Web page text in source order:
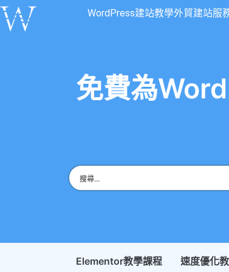
WordPress建站教學外貿建站服
免費為
Elementor教學課程 速度優化